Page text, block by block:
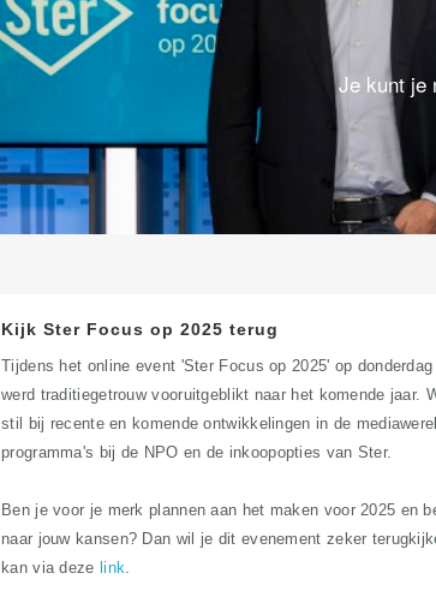
Je kunt je
Kijk Ster Focus op 2025 terug
Tijdens het online event 'Ster Focus op 2025' op
werd traditiegetrouw vooruitgeblikt naar het komende jaar.
stil bij recente en komende ontwikkelingen in de
programma's bij de NPO en de inkoopopties van Ster.
Ben je voor je merk plannen aan het maken voor 2025 en
naar jouw kansen? Dan wil je dit evenement zeker
kan via deze link.